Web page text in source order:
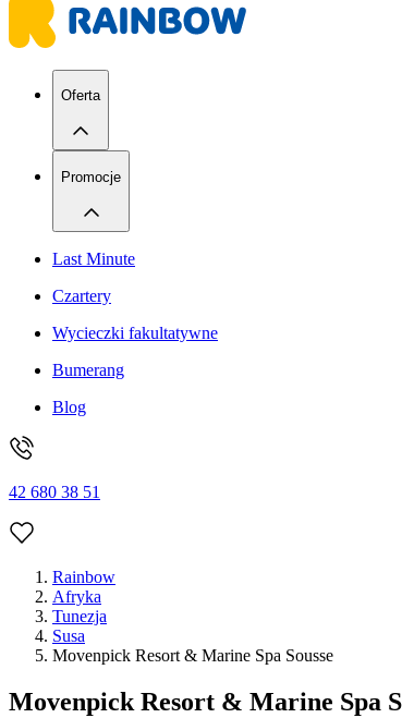
Oferta
Promocje
Last Minute
Czartery
Wycieczki fakultatywne
Bumerang
Blog
42 680 38 51
Rainbow
Afryka
Tunezja
Susa
Movenpick Resort & Marine Spa Sousse
Movenpick Resort & Marine Spa